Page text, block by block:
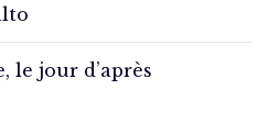
le jour d’après